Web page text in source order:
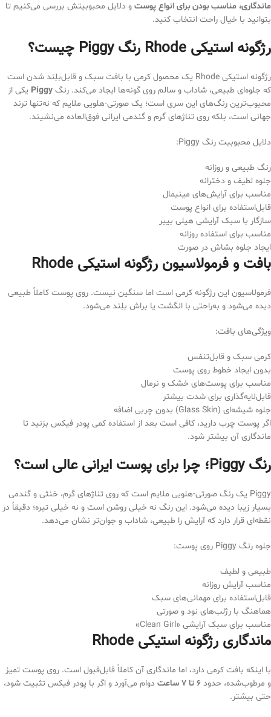
ماندگاری، مناسب بودن برای انواع پوست و دلایل محبوبیتش بررسی می‌کنیم تا
بتوانید با خیال راحت انتخاب کنید.
رژگونه استیکی Rhode رنگ Piggy چیست؟
رژگونه استیکی Rhode یک محصول کرمی با بافت سبک و قابل‌بلِند شدن است
که جلوه‌ای طبیعی، شاداب و سالم روی گونه‌ها ایجاد می‌کند. رنگ Piggy یکی از
محبوب‌ترین رنگ‌های این سری است؛ یک صورتی-هلویی ملایم که نه‌تنها ترند
جهانی است، بلکه روی تناژهای گرم و گندمی ایرانی فوق‌العاده می‌نشیند.
دلایل محبوبیت رنگ Piggy:
رنگ طبیعی و روزانه
جلوه لطیف و دخترانه
مناسب برای آرایش‌های مینیمال
قابل‌استفاده برای انواع پوست
سازگار با سبک آرایشی هیلی بیبر
مناسب برای استفاده روزانه
ایجاد جلوه بشاش در صورت
بافت و فرمولاسیون رژگونه استیکی Rhode
فرمولاسیون این رژگونه کرمی است اما سنگین نیست. روی پوست کاملاً طبیعی
دیده می‌شود و به‌راحتی با انگشت یا براش بلِند می‌شود.
ویژگی‌های بافت:
کرمی سبک و قابل‌تنفس
بدون ایجاد خطوط روی پوست
مناسب برای پوست‌های خشک و نرمال
قابل‌لایه‌گذاری برای شدت بیشتر
جلوه شیشه‌ای (Glass Skin) بدون چربی اضافه
اگر پوست چرب دارید، کافی است بعد از استفاده کمی پودر فیکس بزنید تا
ماندگاری آن بیشتر شود.
رنگ Piggy؛ چرا برای پوست ایرانی عالی است؟
Piggy یک رنگ صورتی-هلویی ملایم است که روی تناژهای گرم، خنثی و گندمی
بسیار زیبا دیده می‌شود. این رنگ نه خیلی روشن است و نه خیلی تیره؛ دقیقاً در
نقطه‌ای قرار دارد که آرایش را طبیعی، شاداب و جوان‌تر نشان می‌دهد.
جلوه رنگ Piggy روی پوست:
طبیعی و لطیف
مناسب آرایش روزانه
قابل‌استفاده برای مهمانی‌های سبک
هماهنگ با رژلب‌های نود و صورتی
مناسب برای سبک آرایشی «Clean Girl»
ماندگاری رژگونه استیکی Rhode
با اینکه بافت کرمی دارد، اما ماندگاری آن کاملاً قابل‌قبول است. روی پوست تمیز
و مرطوب‌شده، حدود ۶ تا ۷ ساعت
دوام می‌آورد و اگر با پودر فیکس تثبیت شود،
حتی بیشتر.